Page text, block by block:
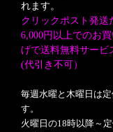
れます。
クリックポスト発送
6,000円以上でのお
げで送料無料サービ
(代引き不可）
毎週水曜と木曜日は
す。
火曜日の18時以降～